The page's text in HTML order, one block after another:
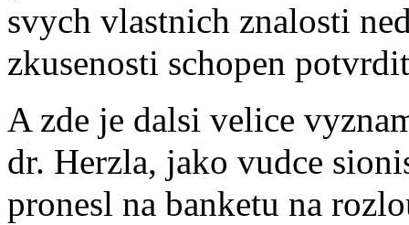
svych vlastnich znalosti
zkusenosti schopen
A zde je dalsi velice
dr. Herzla, jako vudce
pronesl na banketu na